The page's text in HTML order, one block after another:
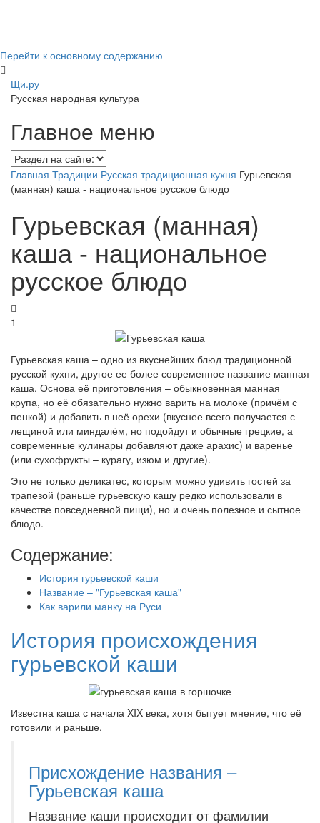
Перейти к основному содержанию
Щи.ру
Русская народная культура
Главное меню
Главная Традиции Русская традиционная кухня Гурьевская
(манная) каша - национальное русское блюдо
Гурьевская (манная)
каша - национальное
русское блюдо
1
Гурьевская каша – одно из вкуснейших блюд традиционной
русской кухни, другое ее более современное название манная
каша. Основа её приготовления – обыкновенная манная
крупа, но её обязательно нужно варить на молоке (причём с
пенкой) и добавить в неё орехи (вкуснее всего получается с
лещиной или миндалём, но подойдут и обычные грецкие, а
современные кулинары добавляют даже арахис) и варенье
(или сухофрукты – курагу, изюм и другие).
Это не только деликатес, которым можно удивить гостей за
трапезой (раньше гурьевскую кашу редко использовали в
качестве повседневной пищи), но и очень полезное и сытное
блюдо.
Содержание:
История гурьевской каши
Название – "Гурьевская каша"
Как варили манку на Руси
История происхождения
гурьевской каши
Известна каша с начала XIX века, хотя бытует мнение, что её
готовили и раньше.
Присхождение названия –
Гурьевская каша
Название каши происходит от фамилии